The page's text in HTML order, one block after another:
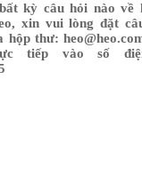
kỳ câu hỏi nào về
xin vui lòng đặt
hộp thư:
tiếp vào số